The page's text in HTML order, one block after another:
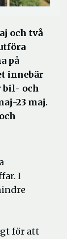
och två
på
innebär
bil- och
23 maj.
I
för att